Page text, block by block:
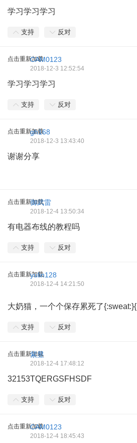
学习学习学习
支持 反对
点击重新加载CAM0123
2018-12-3 12:52:54
学习学习学习
支持 反对
点击重新加载
gh168
2018-12-3 13:43:40
谢谢分享
点击重新加载
御武雷
2018-12-4 13:50:34
有电器布线的教程吗
支持 反对
点击重新加载yulin128
2018-12-4 14:21:50
大奶猫，一个个保存累死了{:sweat:}{
支持 反对
点击重新加载
紫昱
2018-12-4 17:48:12
32153TQERGSFHSDF
支持 反对
点击重新加载CAM0123
2018-12-4 18:45:43